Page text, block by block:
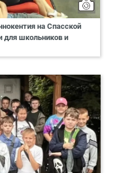
на Спасской
для школьников и